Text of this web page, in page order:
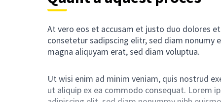
At vero eos et accusam et justo duo dolores
consetetur sadipscing elitr, sed diam
magna aliquyam erat, sed diam voluptua.
Ut wisi enim ad minim veniam, quis nostrud
ut aliquip ex ea commodo consequat. Lorem